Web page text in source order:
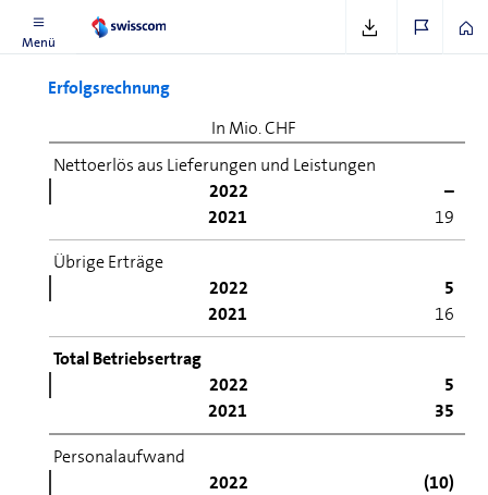
Menü
Erfolgsrechnung
In Mio. CHF
Nettoerlös aus Lieferungen und Leistungen
2022
–
2021
19
Übrige Erträge
2022
5
2021
16
Total Betriebsertrag
2022
5
2021
35
Personalaufwand
2022
(10)